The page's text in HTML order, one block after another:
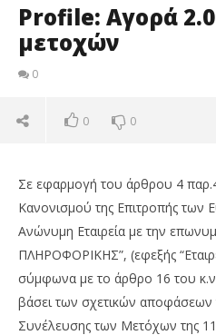
Profile: Αγορά
μετοχών
0
0 0
Σε εφαρμογή του άρθρου 4
Κανονισμού της Επιτροπής των
Ανώνυμη Εταιρεία με την
ΠΛΗΡΟΦΟΡΙΚΗΣ”, (εφεξής
σύμφωνα με το άρθρο 16 του
βάσει των σχετικών αποφάσεων
Συνέλευσης των Μετόχων της 11